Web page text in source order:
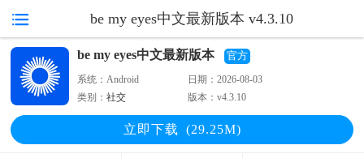
be my eyes中文最新版本 v4.3.10
be my eyes中文最新版本 官方
系统：Android 日期：2026-08-03
类别：社交 版本：v4.3.10
立即下载 (29.25M)